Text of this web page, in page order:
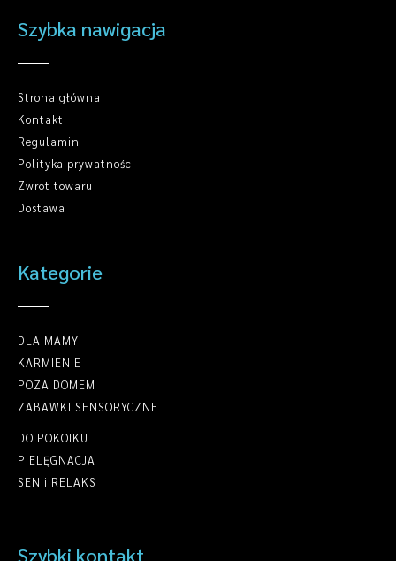
Szybka nawigacja
Strona główna
Kontakt
Regulamin
Polityka prywatności
Zwrot towaru
Dostawa
Kategorie
DLA MAMY
KARMIENIE
POZA DOMEM
ZABAWKI SENSORYCZNE
DO POKOIKU
PIELĘGNACJA
SEN i RELAKS
Szybki kontakt